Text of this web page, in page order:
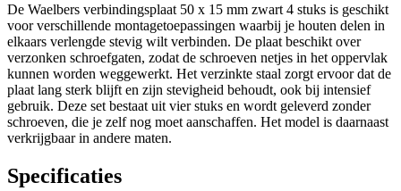
De Waelbers verbindingsplaat 50 x 15 mm zwart 4 stuks is geschikt
voor verschillende montagetoepassingen waarbij je houten delen in
elkaars verlengde stevig wilt verbinden. De plaat beschikt over
verzonken schroefgaten, zodat de schroeven netjes in het oppervlak
kunnen worden weggewerkt. Het verzinkte staal zorgt ervoor dat de
plaat lang sterk blijft en zijn stevigheid behoudt, ook bij intensief
gebruik. Deze set bestaat uit vier stuks en wordt geleverd zonder
schroeven, die je zelf nog moet aanschaffen. Het model is daarnaast
verkrijgbaar in andere maten.
Specificaties